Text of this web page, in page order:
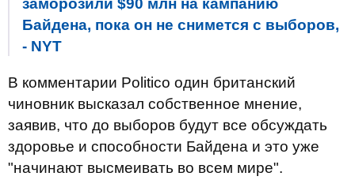
заморозили $90 млн на кампанию
Байдена, пока он не снимется с выборов,
- NYT
В комментарии Politico один британский
чиновник высказал собственное мнение,
заявив, что до выборов будут все обсуждать
здоровье и способности Байдена и это уже
"начинают высмеивать во всем мире".